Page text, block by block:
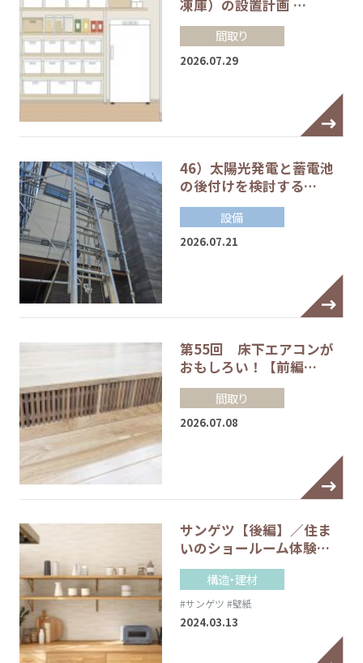
凍庫）の設置計画 …
間取り
2026.07.29
46）太陽光発電と蓄電池
の後付けを検討する…
設備
2026.07.21
第55回 床下エアコンが
おもしろい！【前編…
間取り
2026.07.08
サンゲツ【後編】／住ま
いのショールーム体験…
構造・建材
#サンゲツ #壁紙
2024.03.13